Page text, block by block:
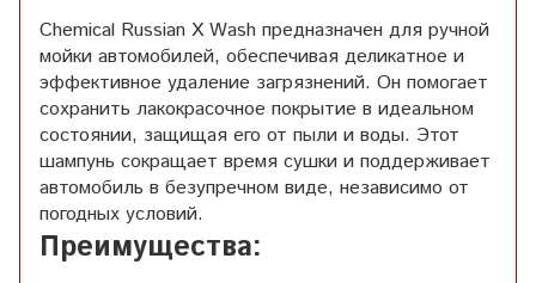
Chemical Russian X Wash предназначен для ручной
мойки автомобилей, обеспечивая деликатное и
эффективное удаление загрязнений. Он помогает
сохранить лакокрасочное покрытие в идеальном
состоянии, защищая его от пыли и воды. Этот
шампунь сокращает время сушки и поддерживает
автомобиль в безупречном виде, независимо от
погодных условий.
Преимущества: